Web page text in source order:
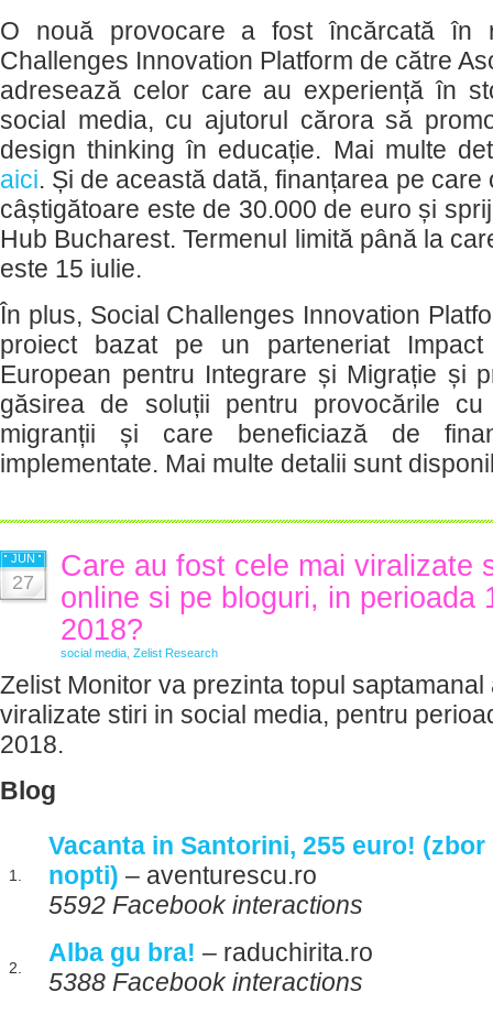
O nouă provocare a fost încărcată în
Challenges Innovation Platform de către
adresează celor care au experiență în
social media, cu ajutorul cărora să
design thinking în educație. Mai multe
aici. Și de această dată, finanțarea pe care
câștigătoare este de 30.000 de euro și
Hub Bucharest. Termenul limită până la
este 15 iulie.
În plus, Social Challenges Innovation
proiect bazat pe un parteneriat
European pentru Integrare și Migrație și
găsirea de soluții pentru provocările
migranții și care beneficiază de
implementate. Mai multe detalii sunt
JUN
27
Care au fost cele mai viralizate
online si pe bloguri, in perioada
2018?
social media Zelist Research
Zelist Monitor va prezinta topul saptamanal
viralizate stiri in social media, pentru
2018.
Blog
1.
Vacanta in Santorini, 255 euro! (zbor
nopti) – aventurescu.ro
5592 Facebook interactions
2.
Alba gu bra! – raduchirita.ro
5388 Facebook interactions